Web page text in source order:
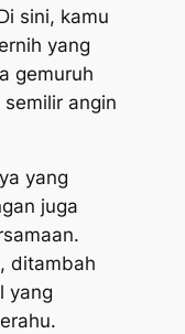
sini, kamu
yang
gemuruh
angin
yang
juga
ditambah
yang